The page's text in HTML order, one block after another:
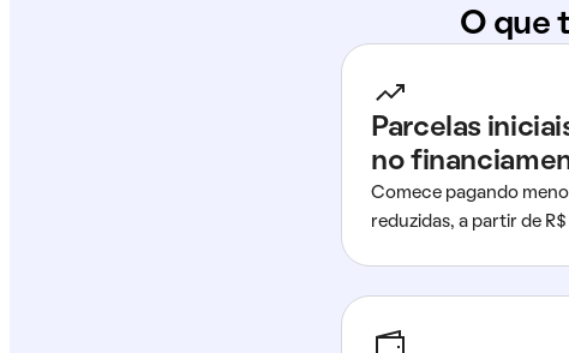
O que
Parcelas
no
Comece pagando
reduzidas, a partir de